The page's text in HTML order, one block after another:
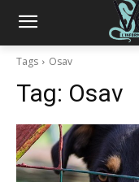
Tags Osav
Tag: Osav